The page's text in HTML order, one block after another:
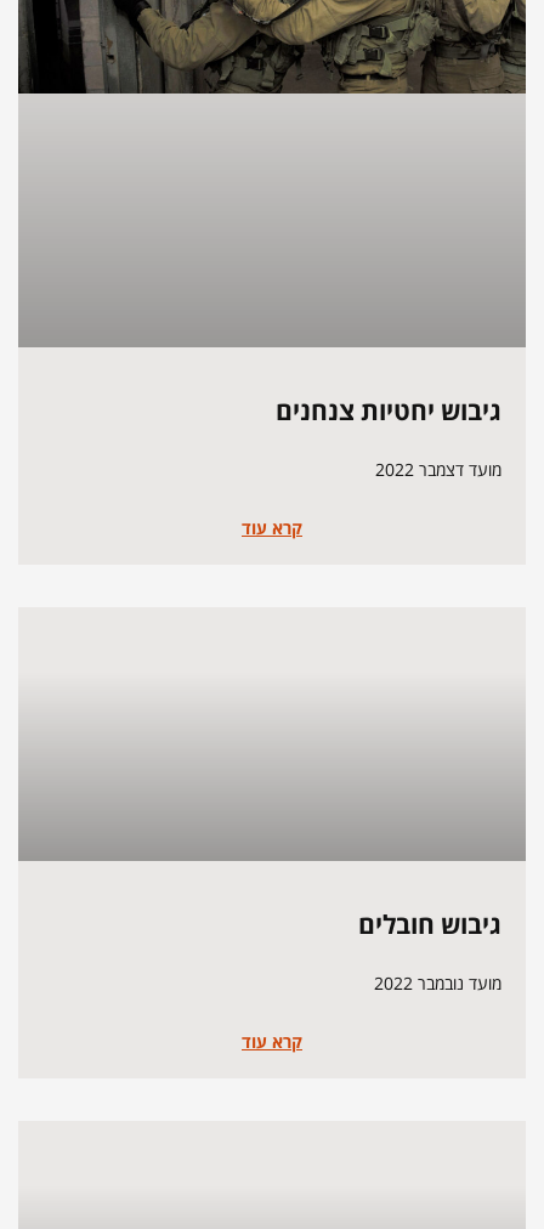
גיבוש יחטיות צנחנים
מועד דצמבר 2022
קרא עוד
גיבוש חובלים
מועד נובמבר 2022
קרא עוד